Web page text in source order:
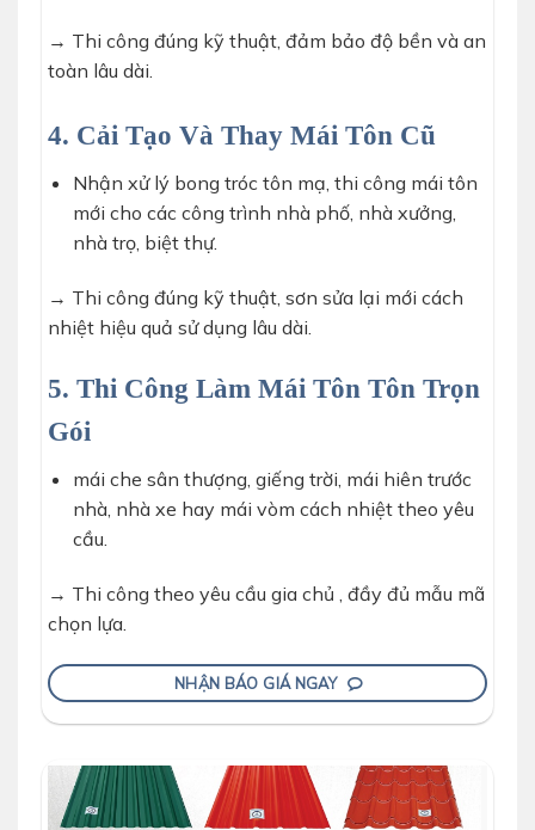
→ Thi công đúng kỹ thuật, đảm bảo độ bền và an
toàn lâu dài.
4. Cải Tạo Và Thay Mái Tôn Cũ
Nhận xử lý bong tróc tôn mạ, thi công mái tôn
mới cho các công trình nhà phố, nhà xưởng,
nhà trọ, biệt thự.
→ Thi công đúng kỹ thuật, sơn sửa lại mới cách
nhiệt hiệu quả sử dụng lâu dài.
5. Thi Công Làm Mái Tôn Tôn Trọn
Gói
mái che sân thượng, giếng trời, mái hiên trước
nhà, nhà xe hay mái vòm cách nhiệt theo yêu
cầu.
→ Thi công theo yêu cầu gia chủ , đầy đủ mẫu mã
chọn lựa.
NHẬN BÁO GIÁ NGAY